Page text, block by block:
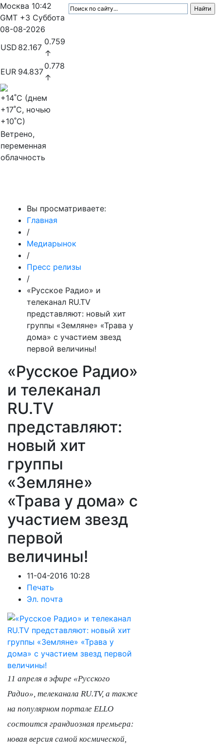
Москва 10:42
GMT +3 Суббота
08-08-2026
USD 82.167
0.759
↑
EUR 94.837
0.778
↑
+14˚C (днем
+17˚C, ночью
+10˚C)
Ветрено,
переменная
облачность
Вы просматриваете:
Главная
/
Медиарынок
/
Пресс релизы
/
«Русское Радио» и
телеканал RU.TV
представляют: новый хит
группы «Земляне» «Трава у
дома» с участием звезд
первой величины!
«Русское Радио»
и телеканал
RU.TV
представляют:
новый хит
группы
«Земляне»
«Трава у дома» с
участием звезд
первой
величины!
11-04-2016 10:28
Печать
Эл. почта
11 апреля в эфире «Русского
Радио», телеканала RU.TV, а также
на популярном портале ELLO
состоится грандиозная премьера:
новая версия самой космической,